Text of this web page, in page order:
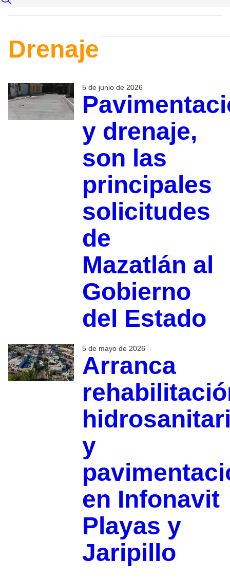
Drenaje
5 de junio de 2026
y drenaje,
son las
principales
solicitudes
de
Mazatlán al
Gobierno
del Estado
5 de mayo de 2026
Arranca
y
en Infonavit
Playas y
Jaripillo